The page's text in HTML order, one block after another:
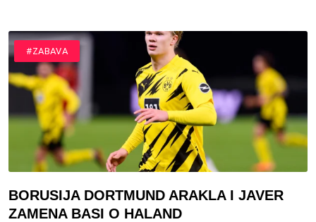
#SPORT
#ZABAVA
BORUSIJA DORTMUND ARAKLA I JAVER
ZAMENA BASI O HALAND